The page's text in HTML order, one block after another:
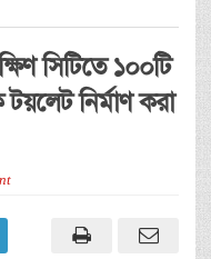
সিটিতে ১০০টি
নির্মাণ করা